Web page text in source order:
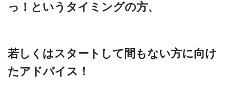
っ！というタイミングの方、
若しくはスタートして間もない方に向け
たアドバイス！